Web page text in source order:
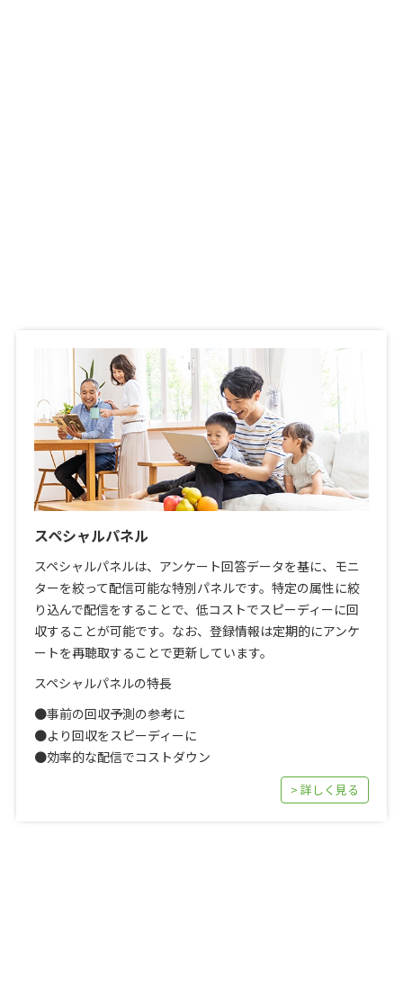
スペシャルパネル
スペシャルパネルは、アンケート回答データを基に、モニ
ターを絞って配信可能な特別パネルです。特定の属性に絞
り込んで配信をすることで、低コストでスピーディーに回
収することが可能です。なお、登録情報は定期的にアンケ
ートを再聴取することで更新しています。
スペシャルパネルの特長
●事前の回収予測の参考に
●より回収をスピーディーに
●効率的な配信でコストダウン
> 詳しく見る